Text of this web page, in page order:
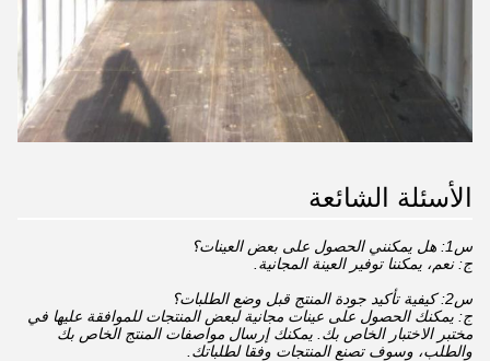
الأسئلة الشائعة
س1: هل يمكنني الحصول على بعض العينات؟
ج: نعم، يمكننا توفير العينة المجانية.
س2: كيفية تأكيد جودة المنتج قبل وضع الطلبات؟
ج: يمكنك الحصول على عينات مجانية لبعض المنتجات للموافقة عليها في
مختبر الاختبار الخاص بك. يمكنك إرسال مواصفات المنتج الخاص بك
والطلب، وسوف تصنع المنتجات وفقا لطلباتك.